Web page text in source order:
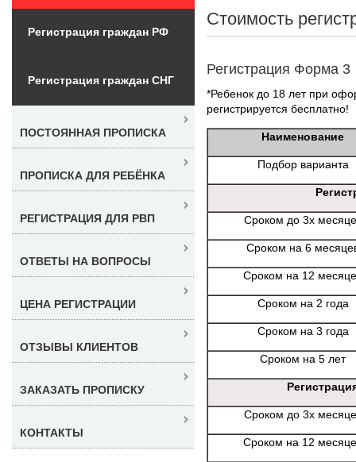
Стоимость
Регистрация Форма 3
*Ребенок до 18 лет при
регистрируется бесплатно!
Наименование
Подбор варианта
Сроком до 3х
Сроком на 6
Сроком на 12
Сроком на 2 года
Сроком на 3 года
Сроком на 5 лет
Сроком до 3х
Сроком на 12
Регистрация граждан РФ
Регистрация граждан СНГ
ПОСТОЯННАЯ ПРОПИСКА
ПРОПИСКА ДЛЯ РЕБЁНКА
РЕГИСТРАЦИЯ ДЛЯ РВП
ОТВЕТЫ НА ВОПРОСЫ
ЦЕНА РЕГИСТРАЦИИ
ОТЗЫВЫ КЛИЕНТОВ
ЗАКАЗАТЬ ПРОПИСКУ
КОНТАКТЫ